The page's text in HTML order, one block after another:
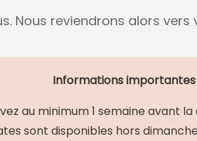
Nous reviendrons alors
Informations importantes
au minimum 1 semaine avant
sont disponibles hors